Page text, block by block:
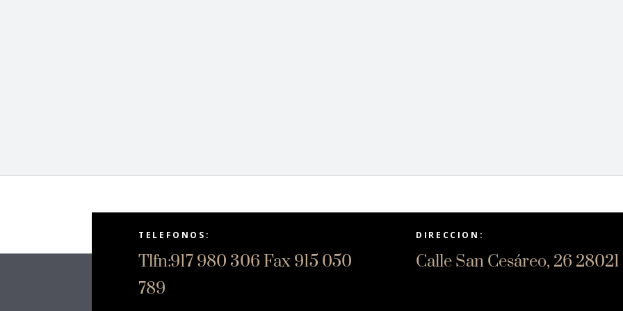
LEER MÁS
TELEFONOS:
Tlfn:917 980 306 Fax 915 050
789
DIRECCION:
Calle San Cesáreo, 26